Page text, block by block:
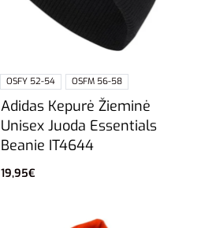
OSFY 52-54 OSFM 56-58
Adidas Kepurė Žieminė
Unisex Juoda Essentials
Beanie IT4644
19,95€